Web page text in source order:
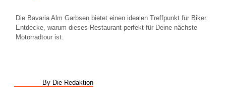
Die Bavaria Alm Garbsen bietet einen idealen Treffpunkt für Biker.
Entdecke, warum dieses Restaurant perfekt für Deine nächste
Motorradtour ist.
By Die Redaktion